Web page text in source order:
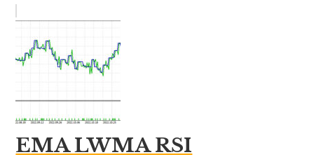
EMA LWMA RSI